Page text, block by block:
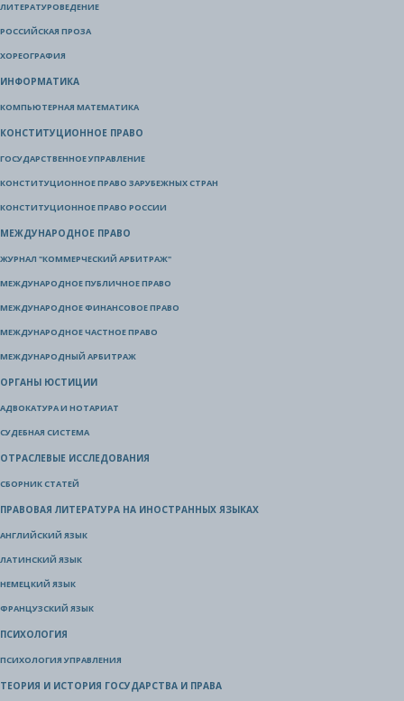
ЛИТЕРАТУРОВЕДЕНИЕ
РОССИЙСКАЯ ПРОЗА
ХОРЕОГРАФИЯ
ИНФОРМАТИКА
КОМПЬЮТЕРНАЯ МАТЕМАТИКА
КОНСТИТУЦИОННОЕ ПРАВО
ГОСУДАРСТВЕННОЕ УПРАВЛЕНИЕ
КОНСТИТУЦИОННОЕ ПРАВО ЗАРУБЕЖНЫХ СТРАН
КОНСТИТУЦИОННОЕ ПРАВО РОССИИ
МЕЖДУНАРОДНОЕ ПРАВО
ЖУРНАЛ "КОММЕРЧЕСКИЙ АРБИТРАЖ"
МЕЖДУНАРОДНОЕ ПУБЛИЧНОЕ ПРАВО
МЕЖДУНАРОДНОЕ ФИНАНСОВОЕ ПРАВО
МЕЖДУНАРОДНОЕ ЧАСТНОЕ ПРАВО
МЕЖДУНАРОДНЫЙ АРБИТРАЖ
ОРГАНЫ ЮСТИЦИИ
АДВОКАТУРА И НОТАРИАТ
СУДЕБНАЯ СИСТЕМА
ОТРАСЛЕВЫЕ ИССЛЕДОВАНИЯ
СБОРНИК СТАТЕЙ
ПРАВОВАЯ ЛИТЕРАТУРА НА ИНОСТРАННЫХ ЯЗЫКАХ
АНГЛИЙСКИЙ ЯЗЫК
ЛАТИНСКИЙ ЯЗЫК
НЕМЕЦКИЙ ЯЗЫК
ФРАНЦУЗСКИЙ ЯЗЫК
ПСИХОЛОГИЯ
ПСИХОЛОГИЯ УПРАВЛЕНИЯ
ТЕОРИЯ И ИСТОРИЯ ГОСУДАРСТВА И ПРАВА